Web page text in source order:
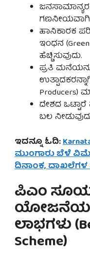
ಗಣನೀಯವಾಗಿ
ಹಾನಿಕಾರಕ
ಇಂಧನ
ಹೆಚ್ಚಿಸುವುದು.
ಪ್ರತಿ
Producers)
ದೇಶದ ಒಟ್ಟಾರೆ
ಬಲ
ಇದನ್ನೂ ಓದಿ:
ಮುಂಗಾರು ಬೆಳೆ
ದಿನಾಂಕ,
ಪಿಎಂ
ಯೋಜನೆಯ
ಲಾಭಗಳು
Scheme)